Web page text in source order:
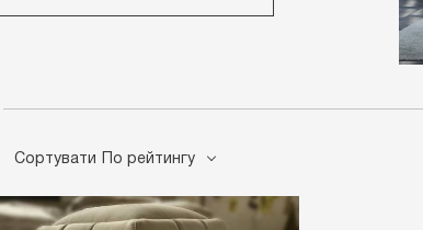
Сортувати По рейтингу